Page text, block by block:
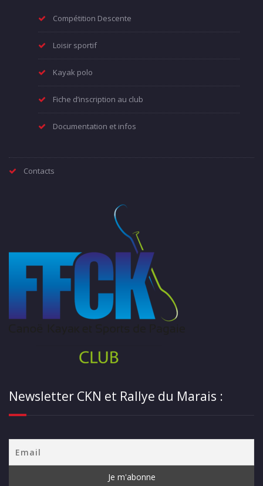
Compétition Descente
Loisir sportif
Kayak polo
Fiche d’inscription au club
Documentation et infos
Contacts
Newsletter CKN et Rallye du Marais :